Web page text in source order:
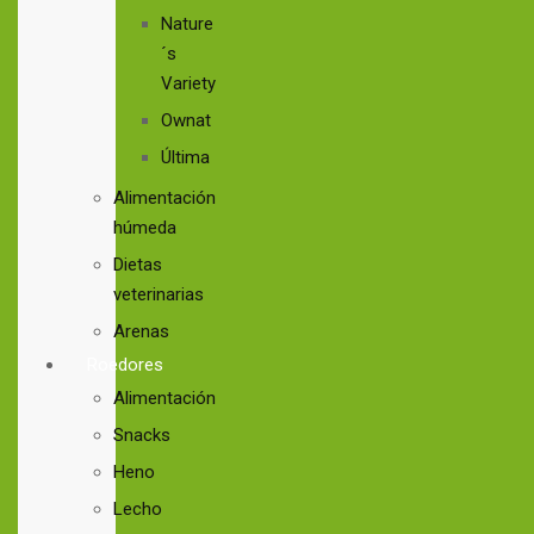
Nature
´s
Variety
Ownat
Última
Alimentación
húmeda
Dietas
veterinarias
Arenas
Roedores
Alimentación
Snacks
Heno
Lecho